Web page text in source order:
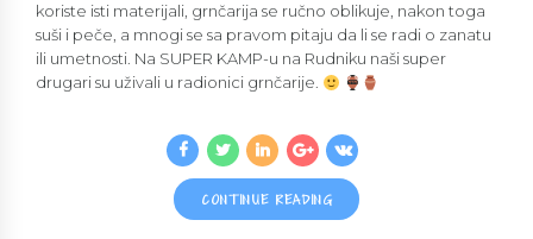
koriste isti materijali, grnčarija se ručno oblikuje, nakon toga
suši i peče, a mnogi se sa pravom pitaju da li se radi o zanatu
ili umetnosti. Na SUPER KAMP-u na Rudniku naši super
drugari su uživali u radionici grnčarije.
CONTINUE READING